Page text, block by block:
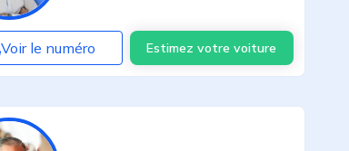
Voir le numéro Estimez votre voiture